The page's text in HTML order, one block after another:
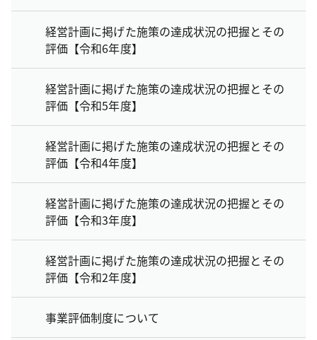
経営計画に掲げた施策の達成状況の把握とその
評価【令和6年度】
経営計画に掲げた施策の達成状況の把握とその
評価【令和5年度】
経営計画に掲げた施策の達成状況の把握とその
評価【令和4年度】
経営計画に掲げた施策の達成状況の把握とその
評価【令和3年度】
経営計画に掲げた施策の達成状況の把握とその
評価【令和2年度】
事業評価制度について